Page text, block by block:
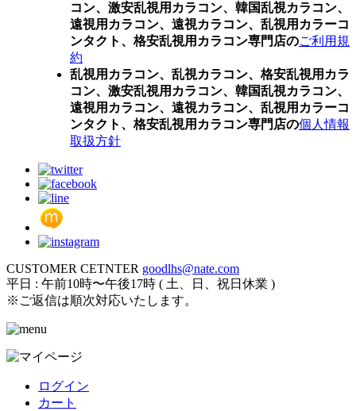
コン、激安乱視用カラコン、韓国乱視カラコン、
遠視用カラコン、遠視カラコン、乱視用カラーコ
ンタクト、格安乱視用カラコン専門店のご利用規
約
乱視用カラコン、乱視カラコン、格安乱視用カラ
コン、激安乱視用カラコン、韓国乱視カラコン、
遠視用カラコン、遠視カラコン、乱視用カラーコ
ンタクト、格安乱視用カラコン専門店の個人情報
取扱方針
CUSTOMER CETNTER goodlhs@nate.com
平日 : 午前10時〜午後17時 ( 土、日、祝日休業 )
※ご返信は順次対応いたします。
ログイン
カート